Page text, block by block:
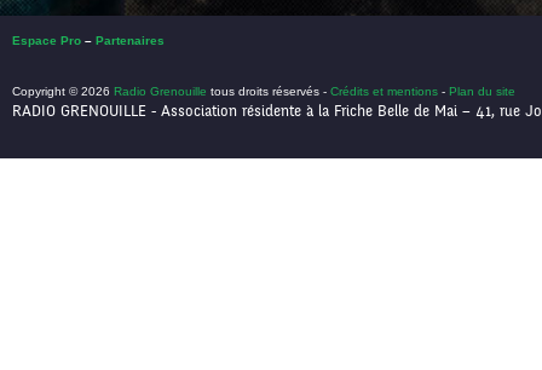
Espace Pro – Partenaires
Copyright © 2026 Radio Grenouille tous droits réservés - Crédits et mentions - Plan du site
RADIO GRENOUILLE - Association résidente à la Friche Belle de Mai – 41, rue